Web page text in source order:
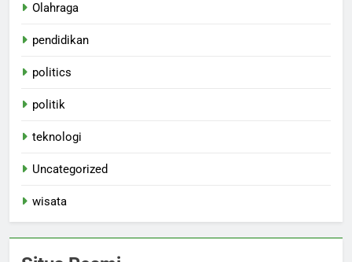
Olahraga
pendidikan
politics
politik
teknologi
Uncategorized
wisata